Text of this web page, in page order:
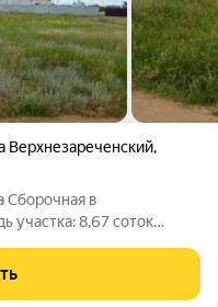
Верхнезареченский,
Сборочная в
участка: 8,67 соток